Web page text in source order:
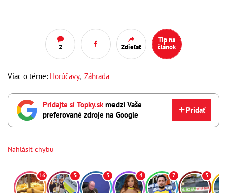
2 Zdieľať
Tip na
článok
Viac o téme: Horúčavy, Záhrada
Pridajte si Topky.skmedzi Vaše
preferované zdroje na Google
Pridať
Nahlásiť chybu
16 3 5 4 7 3